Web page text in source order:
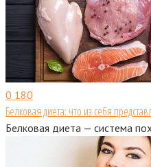
0 180
Белковая диета: что из себя
Белковая диета — система